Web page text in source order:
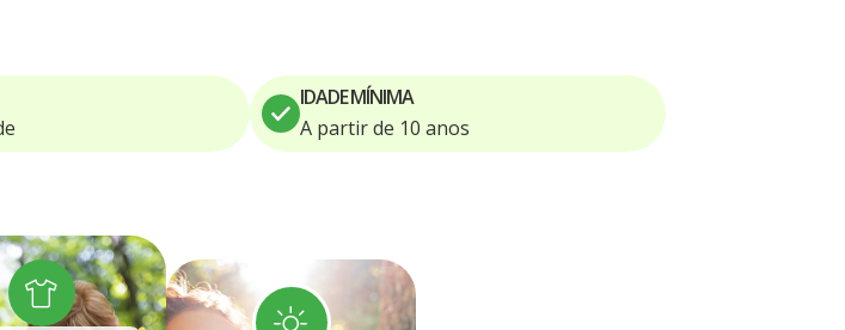
IDADE MÍNIMA
A partir de 10 anos